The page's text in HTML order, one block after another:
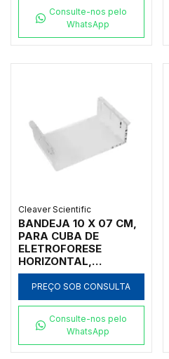
OMNIPHOR E MODELOS
MSMINI7, MSMINI10 E
MSMINIDUO DA
CÓDIGO MS7-UV7
Consulte-nos pelo
WhatsApp
Cleaver Scientific
BANDEJA 10 X 07 CM,
PARA CUBA DE
ELETROFORESE
HORIZONTAL,
TAMANHO 10 X 07 CM,
MODELOS MSMIDI7 E
MSMIDIDUO DA
SCIENTIFIC - CÓDIGO
MS10-UV7
PREÇO SOB CONSULTA
Consulte-nos pelo
WhatsApp